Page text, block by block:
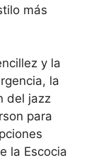
más
y la
la
del jazz
para
la Escocia